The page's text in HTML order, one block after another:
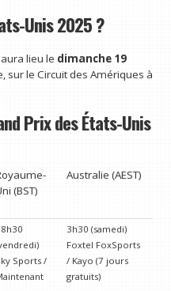
Unis 2025 ?
lieu le dimanche 19
sur le Circuit des Amériques à
Prix des États-Unis
(BST)
Australie (AEST)
Sports /
3h30 (samedi)
Foxtel FoxSports
/ Kayo (7 jours
gratuits)